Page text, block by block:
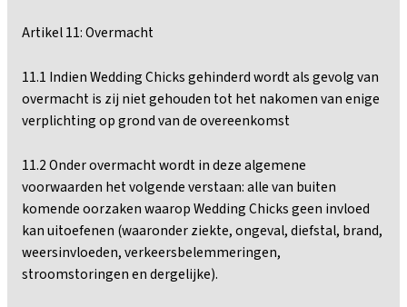
Artikel 11: Overmacht
11.1 Indien Wedding Chicks gehinderd wordt als gevolg van
overmacht is zij niet gehouden tot het nakomen van enige
verplichting op grond van de overeenkomst
11.2 Onder overmacht wordt in deze algemene
voorwaarden het volgende verstaan: alle van buiten
komende oorzaken waarop Wedding Chicks geen invloed
kan uitoefenen (waaronder ziekte, ongeval, diefstal, brand,
weersinvloeden, verkeersbelemmeringen,
stroomstoringen en dergelijke).